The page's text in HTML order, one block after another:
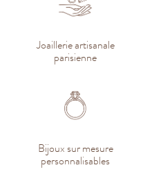
Joaillerie artisanale
parisienne
Bijoux sur mesure
personnalisables